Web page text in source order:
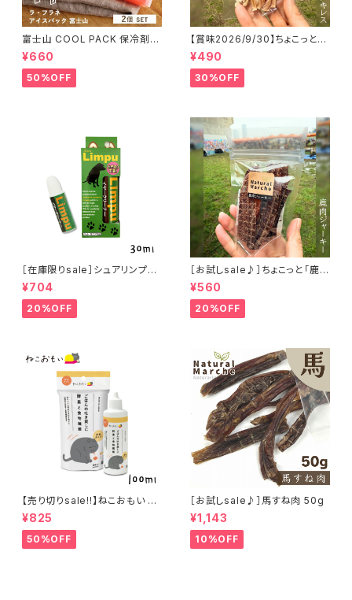
富士山 COOL PACK 保冷剤 2
個セット ひんやり雑貨 アイスパ
ックla flaner ラフラネ
¥660
50%OFF
【賞味2026/9/30】ちょこっと
「鹿アキレス」ジビエ鹿 おやつ
¥490
30%OFF
［在庫限りsale］シュアリンプウ
イヤークリーナー 30ml
¥704
20%OFF
［お試しsale♪］ちょこっと「鹿肉
ジャーキー」ジビエ鹿 おやつ
¥560
20%OFF
【売り切りsale!!】ねこおもい 猫
ご飯の吐き戻しに 酵素と食物繊
維 100ml
¥825
50%OFF
［お試しsale♪］馬すね肉 50g
¥1,143
10%OFF